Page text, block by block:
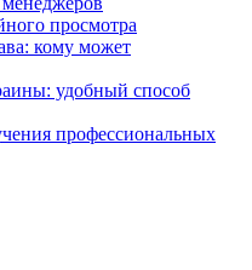
просмотра
кому может
удобный способ
профессиональных